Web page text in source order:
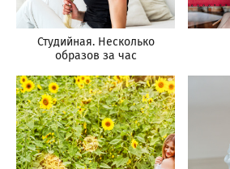
Студийная. Несколько
образов за час